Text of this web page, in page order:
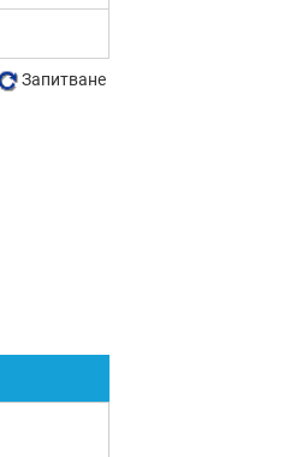
Запитване